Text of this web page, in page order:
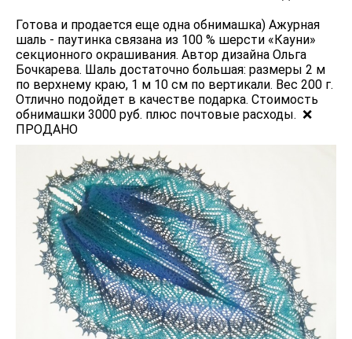
Готова и продается еще одна обнимашка) Ажурная
шаль - паутинка связана из 100 % шерсти «Кауни»
секционного окрашивания. Автор дизайна Ольга
Бочкарева. Шаль достаточно большая: размеры 2 м
по верхнему краю, 1 м 10 см по вертикали. Вес 200 г.
Отлично подойдет в качестве подарка. Стоимость
обнимашки 3000 руб. плюс почтовые расходы. ❌
ПРОДАНО